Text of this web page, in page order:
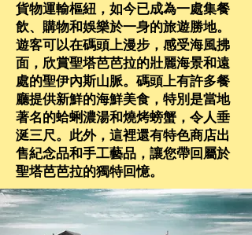
貨物運輸樞紐，如今已成為一處集餐
飲、購物和娛樂於一身的旅遊勝地。
遊客可以在碼頭上漫步，感受海風拂
面，欣賞聖塔芭芭拉的壯麗海景和遠
處的聖伊內斯山脈。碼頭上有許多餐
廳提供新鮮的海鮮美食，特別是當地
著名的蛤蜊濃湯和燒烤螃蟹，令人垂
涎三尺。此外，這裡還有特色商店出
售紀念品和手工藝品，讓您帶回屬於
聖塔芭芭拉的獨特回憶。